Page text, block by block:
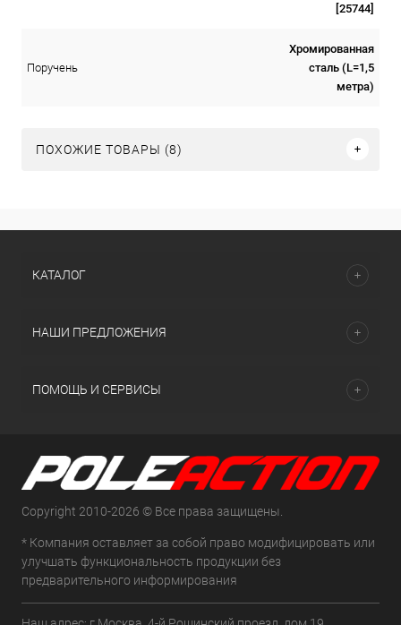
[25744]
Поручень
Хромированная
сталь (L=1,5
метра)
ПОХОЖИЕ ТОВАРЫ (8)
КАТАЛОГ
НАШИ ПРЕДЛОЖЕНИЯ
ПОМОЩЬ И СЕРВИСЫ
Copyright 2010-2026 © Все права защищены.
* Компания оставляет за собой право модифицировать или
улучшать функциональность продукции без
предварительного информирования